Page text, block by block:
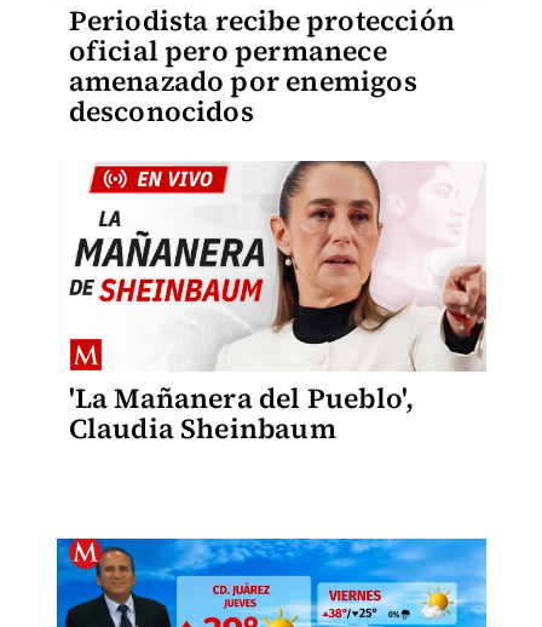
Periodista recibe protección
oficial pero permanece
amenazado por enemigos
desconocidos
'La Mañanera del Pueblo',
Claudia Sheinbaum